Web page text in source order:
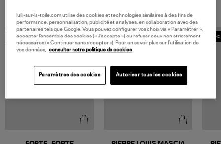
MADE IN EUROPE MADE IN EUROPE
lulli-sur-la-toile.com utilise des cookies et technologies similaires à des fins de
performance, personnalisation, publicité et analyses, en collaboration avec des
partenaires tels que Google. Vous pouvez configurer vos choix via « Paramétrer »,
accepter l’ensemble des cookies (« J’accepte ») ou refuser ceux non strictement
nécessaires (« Continuer sans accepter »). Pour en savoir plus sur l’utilisation de
vos données,
consulter notre politique de cookies
Paramètres des cookies Autoriser tous les cookies